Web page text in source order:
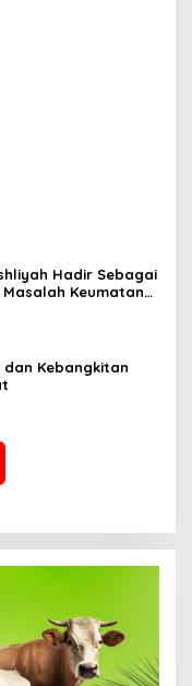
Hadir Sebagai
Masalah Keumatan
dan Kebangkitan